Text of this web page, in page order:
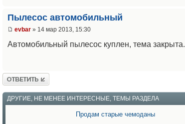
Пылесос автомобильный
evbar » 14 мар 2013, 15:30
Автомобильный пылесос куплен, тема закрыта.
Ответить
ДРУГИЕ, НЕ МЕНЕЕ ИНТЕРЕСНЫЕ, ТЕМЫ РАЗДЕЛА
Продам старые чемоданы